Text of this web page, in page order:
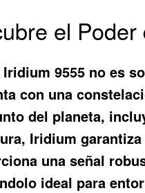
el
9555 no es
con una
del planeta,
Iridium
una señal
ideal para